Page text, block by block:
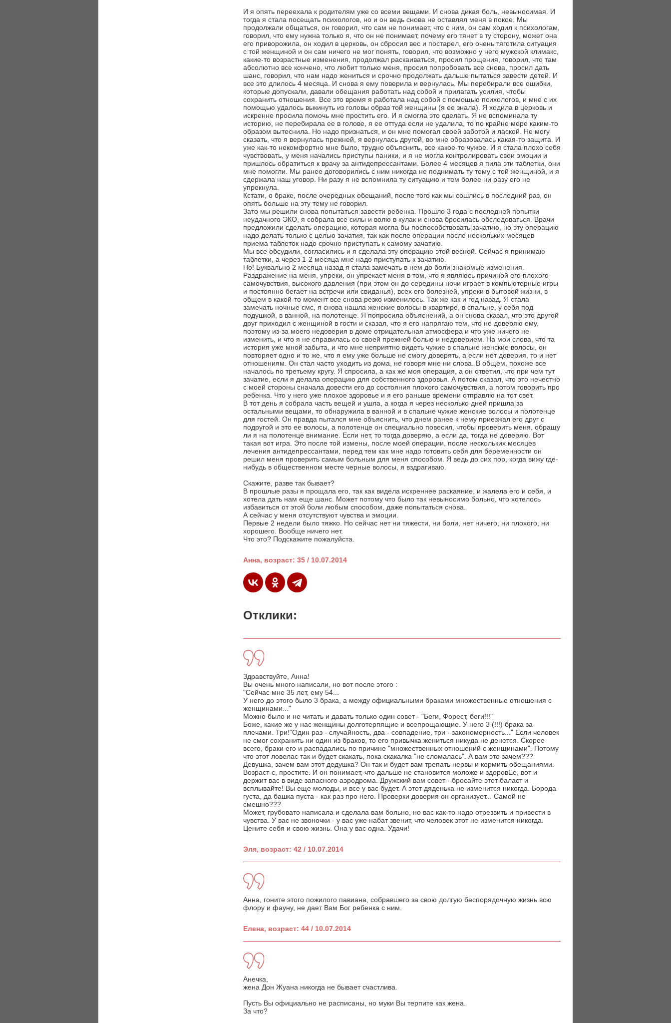
И я опять переехала к родителям уже со всеми вещами. И снова дикая боль, невыносимая. И
тогда я стала посещать психологов, но и он ведь снова не оставлял меня в покое. Мы
продолжали общаться, он говорил, что сам не понимает, что с ним, он сам ходил к психологам,
говорил, что ему нужна только я, что он не понимает, почему его тянет в ту сторону, может она
его приворожила, он ходил в церковь, он сбросил вес и постарел, его очень тяготила ситуация
с той женщиной и он сам ничего не мог понять, говорил, что возможно у него мужской климакс,
какие-то возрастные изменения, продолжал раскаиваться, просил прощения, говорил, что там
абсолютно все кончено, что любит только меня, просил попробовать все снова, просил дать
шанс, говорил, что нам надо жениться и срочно продолжать дальше пытаться завести детей. И
все это длилось 4 месяца. И снова я ему поверила и вернулась. Мы перебирали все ошибки,
которые допускали, давали обещания работать над собой и прилагать усилия, чтобы
сохранить отношения. Все это время я работала над собой с помощью психологов, и мне с их
помощью удалось выкинуть из головы образ той женщины (я ее знала). Я ходила в церковь и
искренне просила помочь мне простить его. И я смогла это сделать. Я не вспоминала ту
историю, не перебирала ее в голове, я ее оттуда если не удалила, то по крайне мере каким-то
образом вытеснила. Но надо признаться, и он мне помогал своей заботой и лаской. Не могу
сказать, что я вернулась прежней, я вернулась другой, во мне образовалась какая-то защита. И
уже как-то некомфортно мне было, трудно объяснить, все какое-то чужое. И я стала плохо себя
чувствовать, у меня начались приступы паники, и я не могла контролировать свои эмоции и
пришлось обратиться к врачу за антидепрессантами. Более 4 месяцев я пила эти таблетки, они
мне помогли. Мы ранее договорились с ним никогда не поднимать ту тему с той женщиной, и я
сдержала наш уговор. Ни разу я не вспомнила ту ситуацию и тем более ни разу его не
упрекнула.
Кстати, о браке, после очередных обещаний, после того как мы сошлись в последний раз, он
опять больше на эту тему не говорил.
Зато мы решили снова попытаться завести ребенка. Прошло 3 года с последней попытки
неудачного ЭКО, я собрала все силы и волю в кулак и снова бросилась обследоваться. Врачи
предложили сделать операцию, которая могла бы поспособствовать зачатию, но эту операцию
надо делать только с целью зачатия, так как после операции после нескольких месяцев
приема таблеток надо срочно приступать к самому зачатию.
Мы все обсудили, согласились и я сделала эту операцию этой весной. Сейчас я принимаю
таблетки, а через 1-2 месяца мне надо приступать к зачатию.
Но! Буквально 2 месяца назад я стала замечать в нем до боли знакомые изменения.
Раздражение на меня, упреки, он упрекает меня в том, что я являюсь причиной его плохого
самочувствия, высокого давления (при этом он до середины ночи играет в компьютерные игры
и постоянно бегает на встречи или свиданья), всех его болезней, упреки в бытовой жизни, в
общем в какой-то момент все снова резко изменилось. Так же как и год назад. Я стала
замечать ночные смс, я снова нашла женские волосы в квартире, в спальне, у себя под
подушкой, в ванной, на полотенце. Я попросила объяснений, а он снова сказал, что это другой
друг приходил с женщиной в гости и сказал, что я его напрягаю тем, что не доверяю ему,
поэтому из-за моего недоверия в доме отрицательная атмосфера и что уже ничего не
изменить, и что я не справилась со своей прежней болью и недоверием. На мои слова, что та
история уже мной забыта, и что мне неприятно видеть чужие в спальне женские волосы, он
повторяет одно и то же, что я ему уже больше не смогу доверять, а если нет доверия, то и нет
отношениям. Он стал часто уходить из дома, не говоря мне ни слова. В общем, похоже все
началось по третьему кругу. Я спросила, а как же моя операция, а он ответил, что при чем тут
зачатие, если я делала операцию для собственного здоровья. А потом сказал, что это нечестно
с моей стороны сначала довести его до состояния плохого самочувствия, а потом говорить про
ребенка. Что у него уже плохое здоровье и я его раньше времени отправлю на тот свет.
В тот день я собрала часть вещей и ушла, а когда я через несколько дней пришла за
остальными вещами, то обнаружила в ванной и в спальне чужие женские волосы и полотенце
для гостей. Он правда пытался мне объяснить, что днем ранее к нему приезжал его друг с
подругой и это ее волосы, а полотенце он специально повесил, чтобы проверить меня, обращу
ли я на полотенце внимание. Если нет, то тогда доверяю, а если да, тогда не доверяю. Вот
такая вот игра. Это после той измены, после моей операции, после нескольких месяцев
лечения антидепрессантами, перед тем как мне надо готовить себя для беременности он
решил меня проверить самым больным для меня способом. Я ведь до сих пор, когда вижу где-
нибудь в общественном месте черные волосы, я вздрагиваю.
Скажите, разве так бывает?
В прошлые разы я прощала его, так как видела искреннее раскаяние, и жалела его и себя, и
хотела дать нам еще шанс. Может потому что было так невыносимо больно, что хотелось
избавиться от этой боли любым способом, даже попытаться снова.
А сейчас у меня отсутствуют чувства и эмоции.
Первые 2 недели было тяжко. Но сейчас нет ни тяжести, ни боли, нет ничего, ни плохого, ни
хорошего. Вообще ничего нет.
Что это? Подскажите пожалуйста.
Анна, возраст: 35 / 10.07.2014
Отклики:
Здравствуйте, Анна!
Вы очень много написали, но вот после этого :
"Сейчас мне 35 лет, ему 54...
У него до этого было 3 брака, а между официальными браками множественные отношения с
женщинами..."
Можно было и не читать и давать только один совет - "Беги, Форест, беги!!!"
Боже, какие же у нас женщины долготерпящие и всепрощающие. У него 3 (!!!) брака за
плечами. Три!"Один раз - случайность, два - совпадение, три - закономерность..." Если человек
не смог сохранить ни один из браков, то его привычка жениться никуда не денется. Скорее
всего, браки его и распадались по причине "множественных отношений с женщинами". Потому
что этот ловелас так и будет скакать, пока скакалка "не сломалась". А вам это зачем???
Девушка, зачем вам этот дедушка? Он так и будет вам трепать нервы и кормить обещаниями.
Возраст-с, простите. И он понимает, что дальше не становится моложе и здоровЕе, вот и
держит вас в виде запасного аэродрома. Дружский вам совет - бросайте этот баласт и
всплывайте! Вы еще молоды, и все у вас будет. А этот дяденька не изменится никогда. Борода
густа, да башка пуста - как раз про него. Проверки доверия он организует... Самой не
смешно???
Может, грубовато написала и сделала вам больно, но вас как-то надо отрезвить и привести в
чувства. У вас не звоночки - у вас уже набат звенит, что человек этот не изменится никогда.
Цените себя и свою жизнь. Она у вас одна. Удачи!
Эля, возраст: 42 / 10.07.2014
Анна, гоните этого пожилого павиана, собравшего за свою долгую беспорядочную жизнь всю
флору и фауну, не дает Вам Бог ребенка с ним.
Елена, возраст: 44 / 10.07.2014
Анечка,
жена Дон Жуана никогда не бывает счастлива.
Пусть Вы официально не расписаны, но муки Вы терпите как жена.
За что?